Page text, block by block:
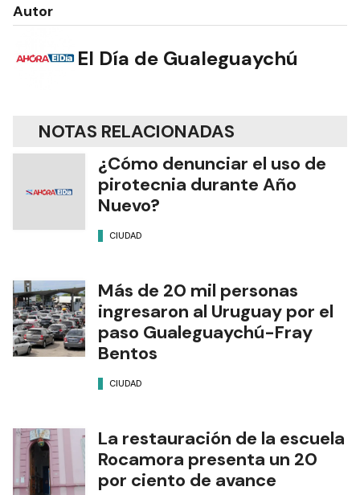
Autor
El Día de Gualeguaychú
NOTAS RELACIONADAS
¿Cómo denunciar el uso de
pirotecnia durante Año
Nuevo?
CIUDAD
Más de 20 mil personas
ingresaron al Uruguay por el
paso Gualeguaychú-Fray
Bentos
CIUDAD
La restauración de la escuela
Rocamora presenta un 20
por ciento de avance